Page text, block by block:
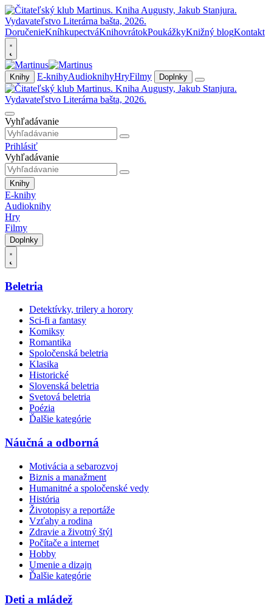
DoručenieKníhkupectváKnihovrátokPoukážkyKnižný blogKontakt
Knihy E-knihyAudioknihyHryFilmy Doplnky
Vyhľadávanie
Prihlásiť
Vyhľadávanie
Knihy
E-knihy
Audioknihy
Hry
Filmy
Doplnky
Beletria
Detektívky, trilery a horory
Sci-fi a fantasy
Komiksy
Romantika
Spoločenská beletria
Klasika
Historické
Slovenská beletria
Svetová beletria
Poézia
Ďalšie kategórie
Náučná a odborná
Motivácia a sebarozvoj
Biznis a manažment
Humanitné a spoločenské vedy
História
Životopisy a reportáže
Vzťahy a rodina
Zdravie a životný štýl
Počítače a internet
Hobby
Umenie a dizajn
Ďalšie kategórie
Deti a mládež